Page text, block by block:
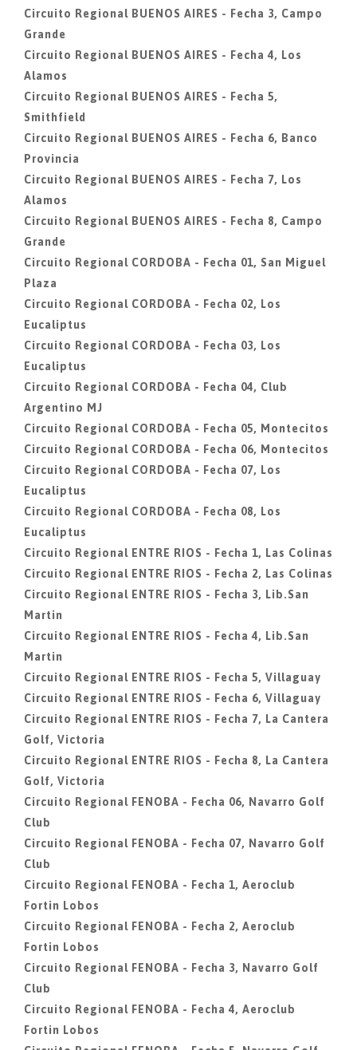
Circuito Regional BUENOS AIRES - Fecha 3, Campo
Grande
Circuito Regional BUENOS AIRES - Fecha 4, Los
Alamos
Circuito Regional BUENOS AIRES - Fecha 5,
Smithfield
Circuito Regional BUENOS AIRES - Fecha 6, Banco
Provincia
Circuito Regional BUENOS AIRES - Fecha 7, Los
Alamos
Circuito Regional BUENOS AIRES - Fecha 8, Campo
Grande
Circuito Regional CORDOBA - Fecha 01, San Miguel
Plaza
Circuito Regional CORDOBA - Fecha 02, Los
Eucaliptus
Circuito Regional CORDOBA - Fecha 03, Los
Eucaliptus
Circuito Regional CORDOBA - Fecha 04, Club
Argentino MJ
Circuito Regional CORDOBA - Fecha 05, Montecitos
Circuito Regional CORDOBA - Fecha 06, Montecitos
Circuito Regional CORDOBA - Fecha 07, Los
Eucaliptus
Circuito Regional CORDOBA - Fecha 08, Los
Eucaliptus
Circuito Regional ENTRE RIOS - Fecha 1, Las Colinas
Circuito Regional ENTRE RIOS - Fecha 2, Las Colinas
Circuito Regional ENTRE RIOS - Fecha 3, Lib.San
Martin
Circuito Regional ENTRE RIOS - Fecha 4, Lib.San
Martin
Circuito Regional ENTRE RIOS - Fecha 5, Villaguay
Circuito Regional ENTRE RIOS - Fecha 6, Villaguay
Circuito Regional ENTRE RIOS - Fecha 7, La Cantera
Golf, Victoria
Circuito Regional ENTRE RIOS - Fecha 8, La Cantera
Golf, Victoria
Circuito Regional FENOBA - Fecha 06, Navarro Golf
Club
Circuito Regional FENOBA - Fecha 07, Navarro Golf
Club
Circuito Regional FENOBA - Fecha 1, Aeroclub
Fortin Lobos
Circuito Regional FENOBA - Fecha 2, Aeroclub
Fortin Lobos
Circuito Regional FENOBA - Fecha 3, Navarro Golf
Club
Circuito Regional FENOBA - Fecha 4, Aeroclub
Fortin Lobos